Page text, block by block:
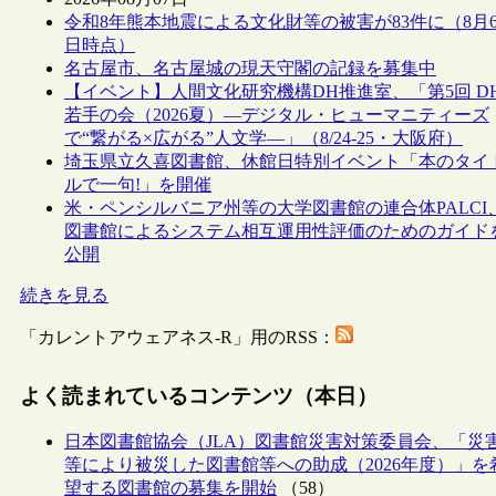
令和8年熊本地震による文化財等の被害が83件に（8月
日時点）
名古屋市、名古屋城の現天守閣の記録を募集中
【イベント】人間文化研究機構DH推進室、「第5回
若手の会（2026夏）―デジタル・ヒューマニティーズ
で“繋がる×広がる”人文学―」（8/24-25・大阪府）
埼玉県立久喜図書館、休館日特別イベント「本のタイ
ルで一句!」を開催
米・ペンシルバニア州等の大学図書館の連合体PALCI、
図書館によるシステム相互運用性評価のためのガイド
公開
続きを見る
「カレントアウェアネス-R」用のRSS：
よく読まれているコンテンツ（本日）
日本図書館協会（JLA）図書館災害対策委員会、「災
等により被災した図書館等への助成（2026年度）」を
望する図書館の募集を開始 （58）